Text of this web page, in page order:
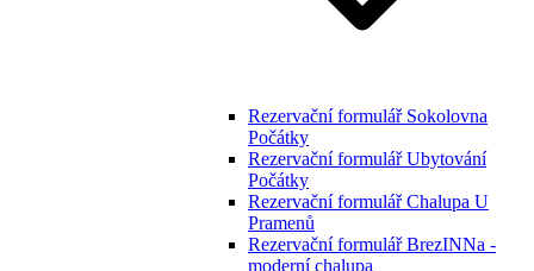
Rezervační formulář Sokolovna
Počátky
Rezervační formulář Ubytování
Počátky
Rezervační formulář Chalupa U
Pramenů
Rezervační formulář BrezINNa -
moderní chalupa